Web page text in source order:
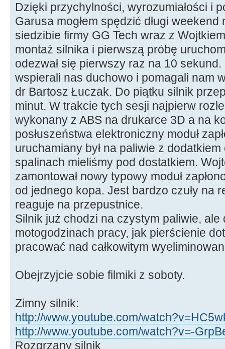
Dzięki przychylności, wyrozumiałości i
Garusa mogłem spędzić długi
siedzibie firmy GG Tech wraz z
montaż silnika i pierwszą próbę
odezwał się pierwszy raz na 10
wspierali nas duchowo i pomagali nam
dr Bartosz Łuczak. Do piątku silnik
minut. W trakcie tych sesji najpierw
wykonany z ABS na drukarce 3D a na
posłuszeństwa elektroniczny moduł
uruchamiany był na paliwie z
spalinach mieliśmy pod dostatkiem.
zamontował nowy typowy moduł
od jednego kopa. Jest bardzo czuły na
reaguje na przepustnice.
Silnik już chodzi na czystym paliwie, ale
motogodzinach pracy, jak pierścienie
pracować nad całkowitym
Obejrzyjcie sobie filmiki z soboty.
Zimny silnik:
http://www.youtube.com/
http://www.youtube.com/watch?v=-
Rozgrzany silnik